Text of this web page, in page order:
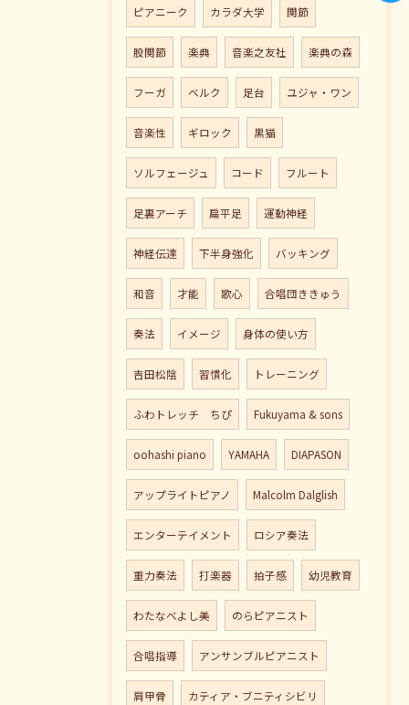
ピアニーク カラダ大学 関節
股関節 楽典 音楽之友社 楽典の森
フーガ ベルク 足台 ユジャ・ワン
音楽性 ギロック 黒猫
ソルフェージュ コード フルート
足裏アーチ 扁平足 運動神経
神経伝達 下半身強化 バッキング
和音 才能 歌心 合唱団ききゅう
奏法 イメージ 身体の使い方
吉田松陰 習慣化 トレーニング
ふわトレッチ ちぴ Fukuyama & sons
oohashi piano YAMAHA DIAPASON
アップライトピアノ Malcolm Dalglish
エンターテイメント ロシア奏法
重力奏法 打楽器 拍子感 幼児教育
わたなべよし美 のらピアニスト
合唱指導 アンサンブルピアニスト
肩甲骨 カティア・ブニティシビリ